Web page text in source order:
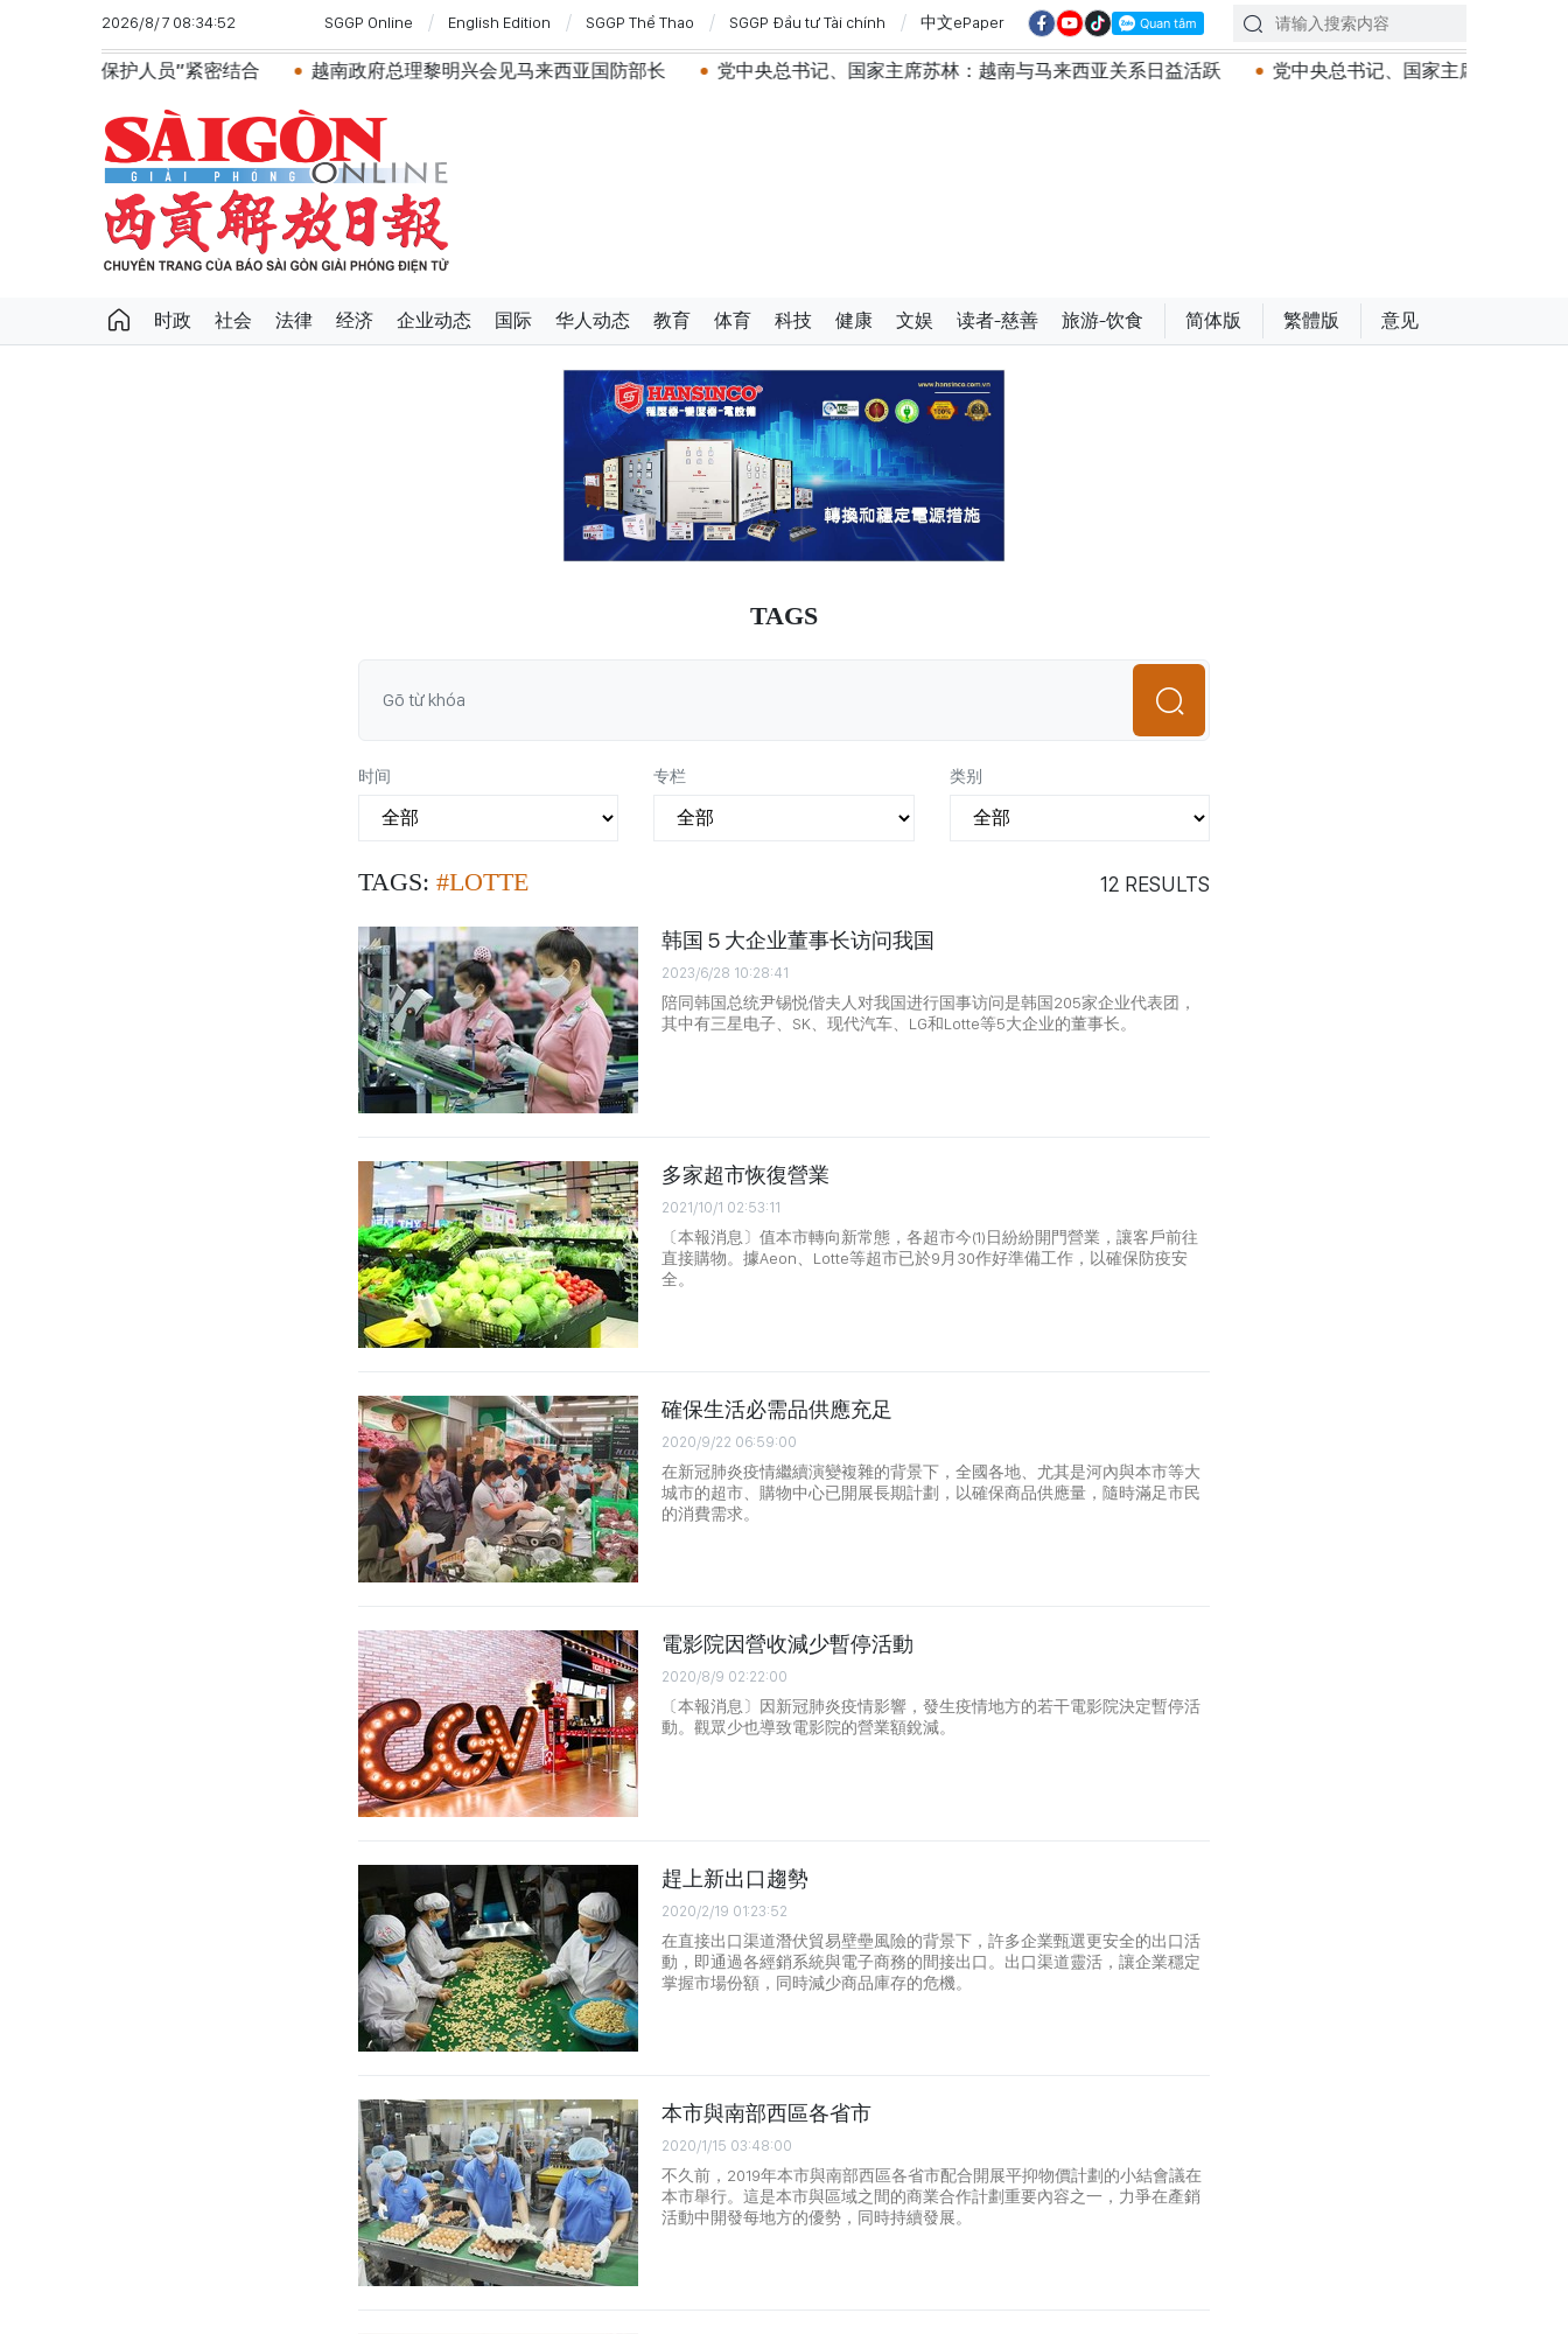
2026/8/7 08:34:52 SGGP Online English Edition SGGP Thể Thao SGGP Đầu tư Tài chính 中文ePaper
人员”紧密结合 越南政府总理黎明兴会见马来西亚国防部长 党中央总书记、国家主席苏林：越南与马来西亚关系日益活跃 党中央总书记、国家主席苏林：建设一部科学严
时政 社会 法律 经济 企业动态 国际 华人动态 教育 体育 科技 健康 文娱 读者-慈善 旅游-饮食 简体版 繁體版 意见
TAGS
时间 专栏 类别
TAGS: #LOTTE 12 RESULTS
韩国５大企业董事长访问我国
2023/6/28 10:28:41
陪同韩国总统尹锡悦偕夫人对我国进行国事访问是韩国205家企业代表团，
其中有三星电子、SK、现代汽车、LG和Lotte等5大企业的董事长。
多家超市恢復營業
2021/10/1 02:53:11
〔本報消息〕值本市轉向新常態，各超市今(1)日紛紛開門營業，讓客戶前往
直接購物。據Aeon、Lotte等超市已於9月30作好準備工作，以確保防疫安
全。
確保生活必需品供應充足
2020/9/22 06:59:00
在新冠肺炎疫情繼續演變複雜的背景下，全國各地、尤其是河內與本市等大
城市的超市、購物中心已開展長期計劃，以確保商品供應量，隨時滿足市民
的消費需求。
電影院因營收減少暫停活動
2020/8/9 02:22:00
〔本報消息〕因新冠肺炎疫情影響，發生疫情地方的若干電影院決定暫停活
動。觀眾少也導致電影院的營業額銳減。
趕上新出口趨勢
2020/2/19 01:23:52
在直接出口渠道潛伏貿易壁壘風險的背景下，許多企業甄選更安全的出口活
動，即通過各經銷系統與電子商務的間接出口。出口渠道靈活，讓企業穩定
掌握市場份額，同時減少商品庫存的危機。
本市與南部西區各省市
2020/1/15 03:48:00
不久前，2019年本市與南部西區各省市配合開展平抑物價計劃的小結會議在
本市舉行。這是本市與區域之間的商業合作計劃重要內容之一，力爭在產銷
活動中開發每地方的優勢，同時持續發展。